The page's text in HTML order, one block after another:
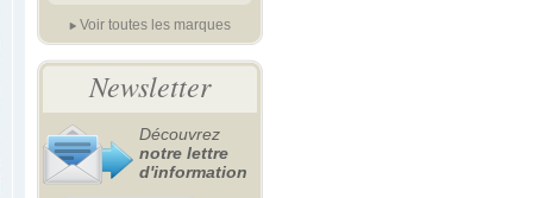
Voir toutes les marques
Newsletter
Découvrez
notre lettre
d'information